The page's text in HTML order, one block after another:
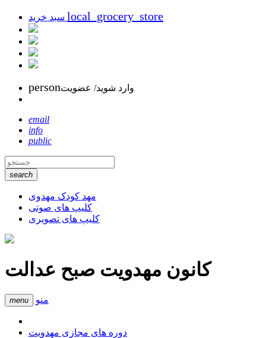
local_grocery_store
personوارد شوید/ عضویت
email
info
public
search
مهد کودک مهدوی
کلیپ های صوتی
کلیپ های تصویری
کانون مهدویت صبح عدالت
menu منو
دوره های مجازی مهدویت